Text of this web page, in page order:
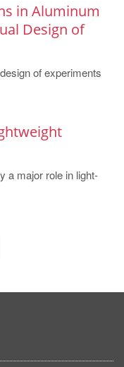
in Aluminum
Design of
of experiments
a major role in light-